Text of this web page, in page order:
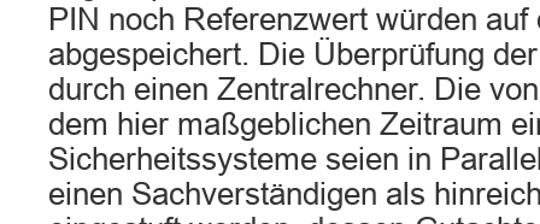
PIN noch Referenzwert würden
abgespeichert. Die Überprüfung
durch einen Zentralrechner. Die
dem hier maßgeblichen Zeitraum
Sicherheitssysteme seien in
einen Sachverständigen als